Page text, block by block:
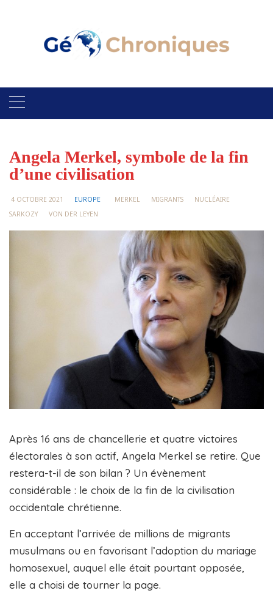
Angela Merkel, symbole de la fin
d’une civilisation
4 OCTOBRE 2021 EUROPE MERKEL MIGRANTS
NUCLÉAIRE
SARKOZY
VON DER LEYEN
Après 16 ans de chancellerie et quatre victoires
électorales à son actif, Angela Merkel se retire. Que
restera-t-il de son bilan ? Un évènement
considérable : le choix de la fin de la civilisation
occidentale chrétienne.
En acceptant l’arrivée de millions de migrants
musulmans ou en favorisant l’adoption du mariage
homosexuel, auquel elle était pourtant opposée,
elle a choisi de tourner la page.